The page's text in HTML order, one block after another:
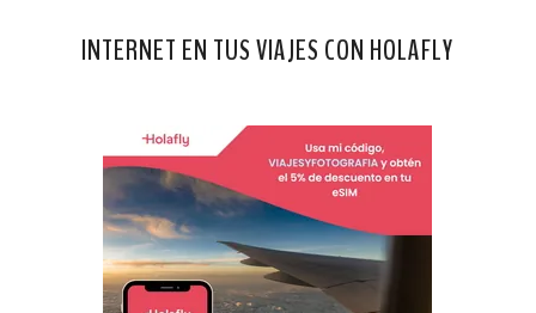
INTERNET EN TUS VIAJES CON HOLAFLY